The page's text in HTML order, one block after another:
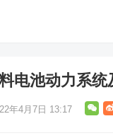
电池动力系
年4月7日 13:17